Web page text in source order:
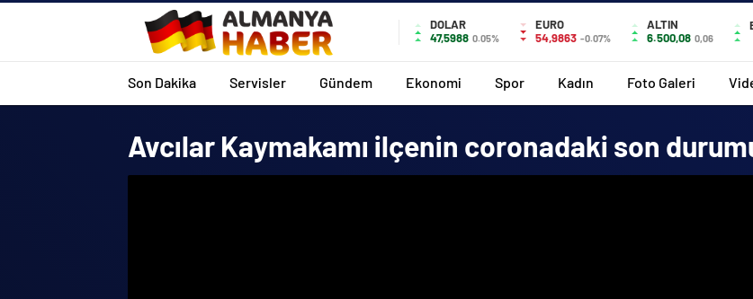
DOLAR
47,5988 0.05%
EURO
54,9863 -0.07%
ALTIN
6.500,08 0,06
Son Dakika Servisler Gündem Ekonomi Spor Kadın Foto Galeri
Avcılar Kaymakamı ilçenin coronadaki son